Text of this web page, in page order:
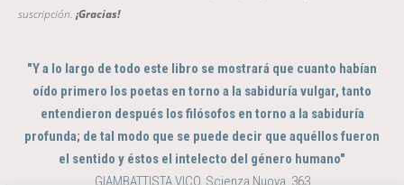
suscripción. ¡Gracias!
"Y a lo largo de todo este libro se mostrará que cuanto habían
oído primero los poetas en torno a la sabiduría vulgar, tanto
entendieron después los filósofos en torno a la sabiduría
profunda; de tal modo que se puede decir que aquéllos fueron
el sentido y éstos el intelecto del género humano"
GIAMBATTISTA VICO, Scienza Nuova, 363